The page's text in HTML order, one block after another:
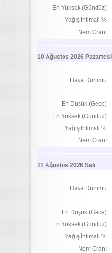
En Yüksek (Gündüz)
Yağış İhtimali %
Nem Oranı
10 Ağustos 2026 Pazartesi
Hava Durumu
En Düşük (Gece)
En Yüksek (Gündüz)
Yağış İhtimali %
Nem Oranı
11 Ağustos 2026 Salı
Hava Durumu
En Düşük (Gece)
En Yüksek (Gündüz)
Yağış İhtimali %
Nem Oranı